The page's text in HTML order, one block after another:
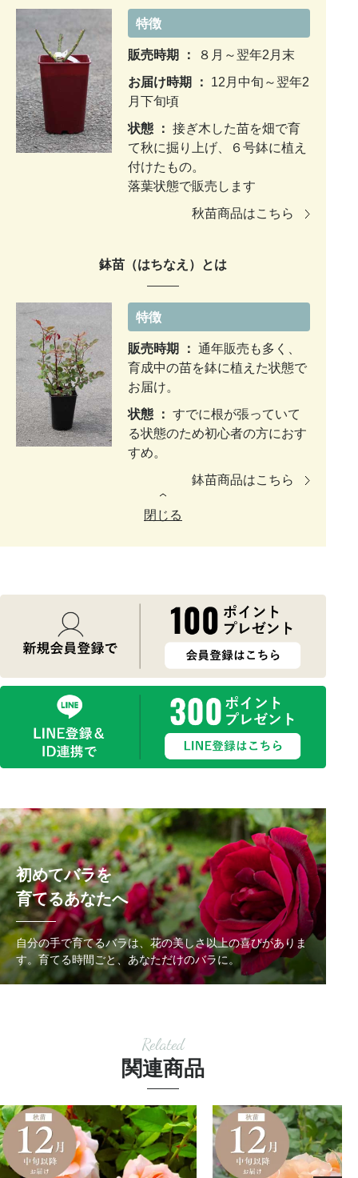
特徴
販売時期 ：
８月～翌年2月末
お届け時期 ： 12月中旬～翌年2
月下旬頃
状態 ： 接ぎ木した苗を畑で育
て秋に掘り上げ、６号鉢に植え
付けたもの。
落葉状態で販売します
秋苗商品はこちら
鉢苗（はちなえ）とは
特徴
販売時期 ： 通年販売も多く、
育成中の苗を鉢に植えた状態で
お届け。
状態 ： すでに根が張っていて
る状態のため初心者の方におす
すめ。
鉢苗商品はこちら
初めてバラを
育てるあなたへ
自分の手で育てるバラは、花の美しさ以上の喜びがありま
す。育てる時間ごと、あなただけのバラに。
Related
関連商品